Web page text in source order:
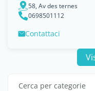
58, Av des ternes
0698501112
Contattaci
Cerca per categorie